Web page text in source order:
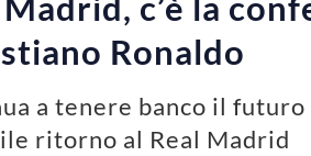
Ronaldo
a tenere banco il
ritorno al Real Madrid